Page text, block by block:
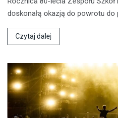
doskonałą okazją do powrotu do
Czytaj dalej